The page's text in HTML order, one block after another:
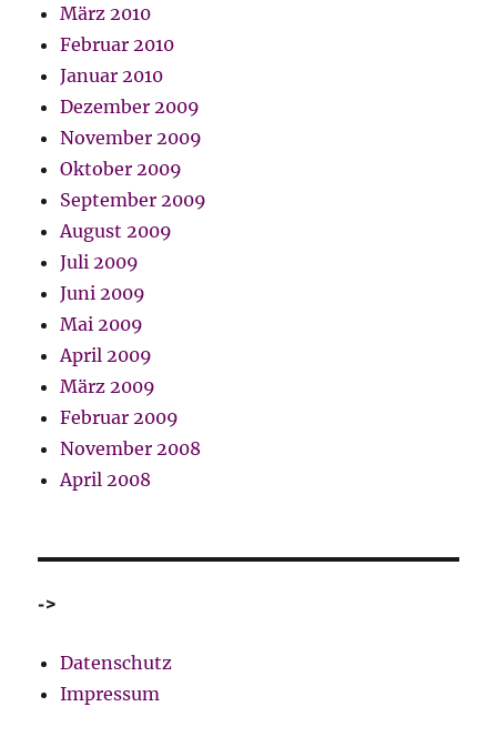
März 2010
Februar 2010
Januar 2010
Dezember 2009
November 2009
Oktober 2009
September 2009
August 2009
Juli 2009
Juni 2009
Mai 2009
April 2009
März 2009
Februar 2009
November 2008
April 2008
->
Datenschutz
Impressum